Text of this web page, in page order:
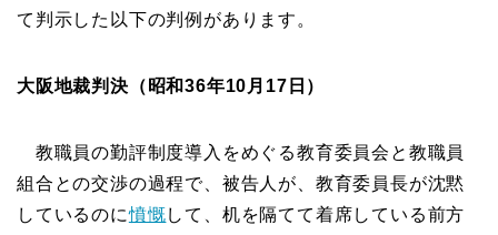
て判示した以下の判例があります。
大阪地裁判決（昭和36年10月17日）
教職員の勤評制度導入をめぐる教育委員会と教職員
組合との交渉の過程で、被告人が、教育委員長が沈黙
しているのに憤慨して、机を隔てて着席している前方